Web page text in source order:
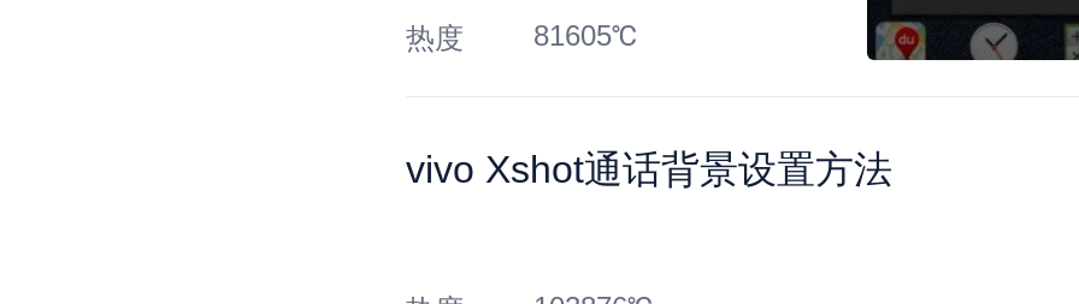
热度 81605℃
vivo Xshot通话背景设置方法